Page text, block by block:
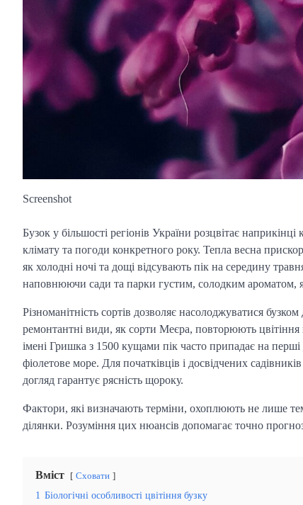
Screenshot
Бузок у більшості регіонів України розцвітає
клімату та погоди конкретного року. Тепла весна
як холодні ночі та дощі відсувають пік на середину
наповнюючи сади та парки густим, солодким ароматом,
Різноманітність сортів дозволяє насолоджуватися
ремонтантні види, як сорти Меєра, повторюють
імені Гришка з 1500 кущами пік часто припадає на
фіолетове море. Для початківців і досвідчених
догляд гарантує рясність щороку.
Фактори, які визначають терміни, охоплюють не лише
ділянки. Розуміння цих нюансів допомагає точно
Вміст Сховати
1 Біологічні особливості цвітіння бузку